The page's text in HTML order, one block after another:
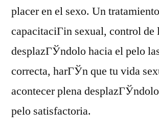
placer en el sexo. Un
capacitaciГіn sexual, control de
desplazГЎndolo hacia el pelo
correcta, harГЎn que tu vida
acontecer plena
pelo satisfactoria.